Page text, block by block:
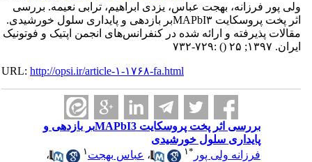
ولی پور فرزانه، بهجت عباس، یزدی ابراهیم، ترابی نعیمه. بررسی
اثر پخت پروسکایت MAPbI۳‌‌بر بازدهی و پایداری سلول خورشیدی.
مقالات پذیرفته و ارائه شده در کنفرانس‌های انجمن اپتیک و فوتونیک
ایران. ۱۳۹۷; ۲۵
() :۷۲۹-۷۳۲
URL:http://opsi.ir/article-۱-۱۷۶۸-fa.html
بررسی اثر پخت پروسکایت MAPbI3‌‌بر بازدهی و
پایداری سلول خورشیدی
فرزانه ولی پور
۱ ،عباس بهجت۱
،